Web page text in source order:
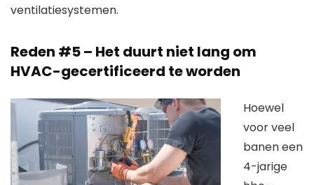
ventilatiesystemen.
Reden #5 – Het duurt niet lang om
HVAC-gecertificeerd te worden
Hoewel
voor veel
banen een
4-jarige